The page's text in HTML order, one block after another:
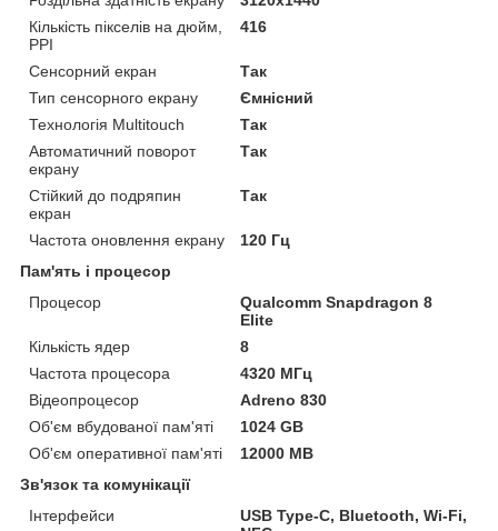
Кількість пікселів на дюйм,
PPI
416
Сенсорний екран
Так
Тип сенсорного екрану
Ємнісний
Технологія Multitouch
Так
Автоматичний поворот
екрану
Так
Стійкий до подряпин
екран
Так
Частота оновлення екрану
120 Гц
Пам'ять і процесор
Процесор
Qualcomm Snapdragon 8
Elite
Кількість ядер
8
Частота процесора
4320 МГц
Відеопроцесор
Adreno 830
Об'єм вбудованої пам'яті
1024 GB
Об'єм оперативної пам'яті
12000 MB
Зв'язок та комунікації
Інтерфейси
USB Type-C, Bluetooth, Wi-Fi,